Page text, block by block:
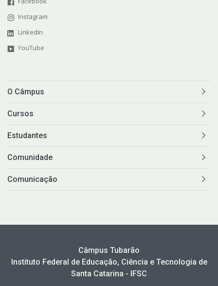
Instagram
LinkedIn
YouTube
O Câmpus
Cursos
Estudantes
Comunidade
Comunicação
Câmpus Tubarão
Instituto Federal de Educação, Ciência e Tecnologia de
Santa Catarina - IFSC